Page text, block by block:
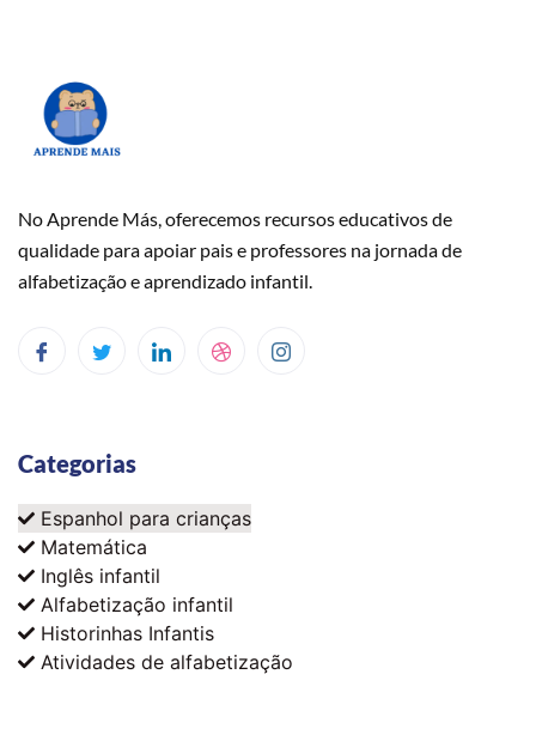
No Aprende Más, oferecemos recursos educativos de
qualidade para apoiar pais e professores na jornada de
alfabetização e aprendizado infantil.
Categorias
Espanhol para crianças
Matemática
Inglês infantil
Alfabetização infantil
Historinhas Infantis
Atividades de alfabetização